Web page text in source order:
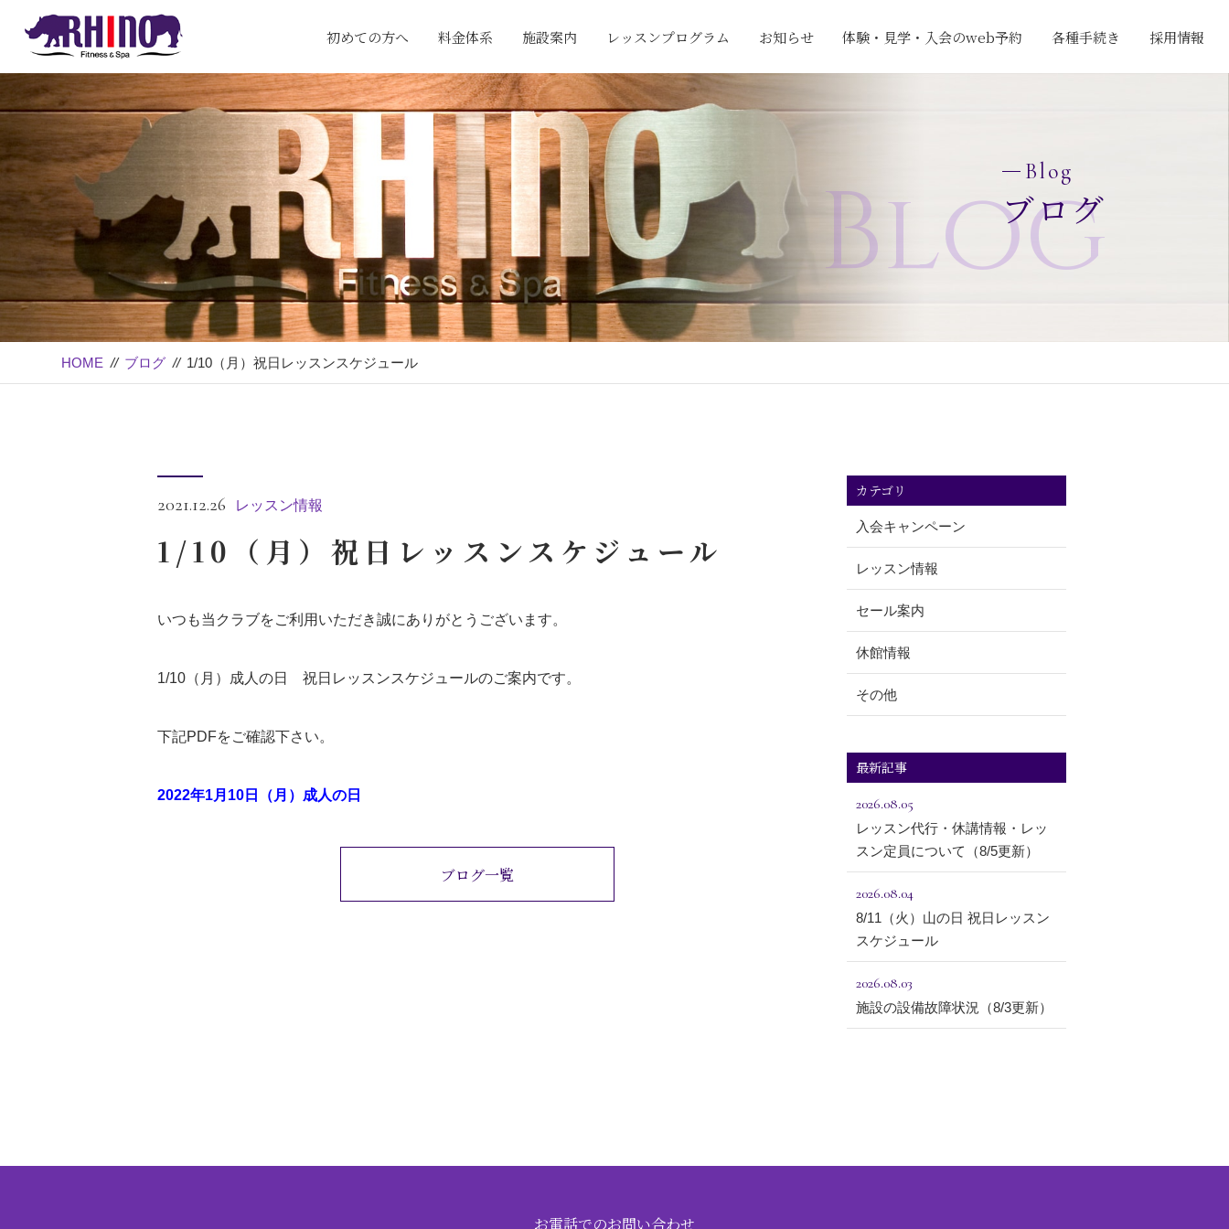
初めての方へ 料金体系 施設案内 レッスンプログラム お知らせ 体験・見学・入会のweb予約 各種手続き 採用情報
Blog
ブログ
Blog
HOME // ブログ // 1/10（月）祝日レッスンスケジュール
2021.12.26 レッスン情報
1/10（月）祝日レッスンスケジュール
いつも当クラブをご利用いただき誠にありがとうございます。
1/10（月）成人の日 祝日レッスンスケジュールのご案内です。
下記PDFをご確認下さい。
2022年1月10日（月）成人の日
ブログ一覧
カテゴリ
入会キャンペーン
レッスン情報
セール案内
休館情報
その他
最新記事
2026.08.05
レッスン代行・休講情報・レッ
スン定員について（8/5更新）
2026.08.04
8/11（火）山の日 祝日レッスン
スケジュール
2026.08.03
施設の設備故障状況（8/3更新）
お電話でのお問い合わせ